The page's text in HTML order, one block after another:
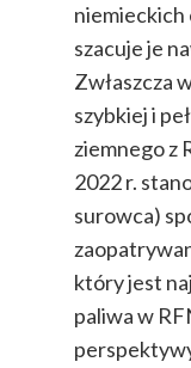
niemieckich
szacuje je
Zwłaszcza
szybkiej i
ziemnego z
2022 r.
surowca)
który jest
paliwa w